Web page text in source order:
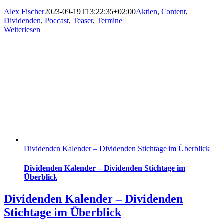
Alex Fischer2023-09-19T13:22:35+02:00Aktien, Content,
Dividenden, Podcast, Teaser, Termine|
Weiterlesen
Dividenden Kalender – Dividenden Stichtage im Überblick
Dividenden Kalender – Dividenden Stichtage im
Überblick
Dividenden Kalender – Dividenden
Stichtage im Überblick